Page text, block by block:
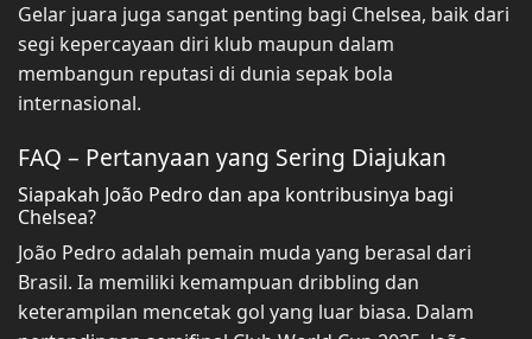
Gelar juara juga sangat penting bagi Chelsea, baik dari
segi kepercayaan diri klub maupun dalam
membangun reputasi di dunia sepak bola
internasional.
FAQ – Pertanyaan yang Sering Diajukan
Siapakah João Pedro dan apa kontribusinya bagi
Chelsea?
João Pedro adalah pemain muda yang berasal dari
Brasil. Ia memiliki kemampuan dribbling dan
keterampilan mencetak gol yang luar biasa. Dalam